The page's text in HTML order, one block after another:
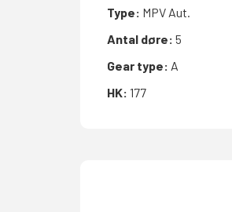
Type: MPV Aut.
Antal døre: 5
Gear type: A
HK: 177